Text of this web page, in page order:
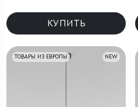
КУПИТЬ
NEW
ТОВАРЫ ИЗ ЕВРОПЫ